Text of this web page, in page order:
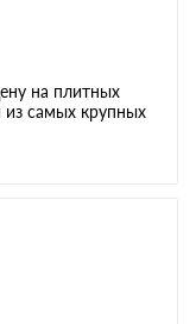
на плитных
из самых крупных